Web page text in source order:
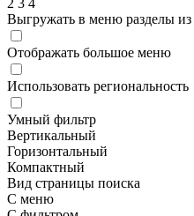
2 3 4
Выгружать в меню разделы
Отображать большое меню
Использовать региональность
Умный фильтр
Вертикальный
Горизонтальный
Компактный
Вид страницы поиска
С меню